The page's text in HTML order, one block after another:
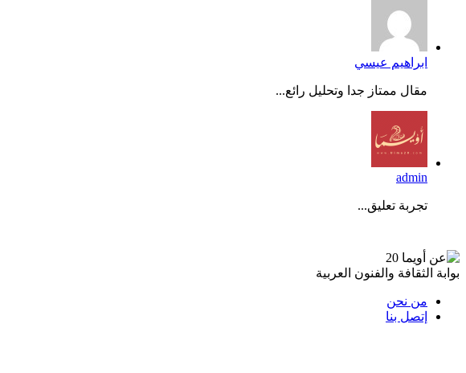
ابراهيم عيسي
مقال ممتاز جدا وتحليل رائع...
admin
تجربة تعليق...
بوابة الثقافة والفنون العربية
من نحن
إتصل بنا